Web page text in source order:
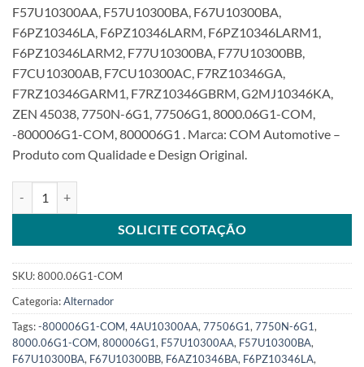
F57U10300AA, F57U10300BA, F67U10300BA,
F6PZ10346LA, F6PZ10346LARM, F6PZ10346LARM1,
F6PZ10346LARM2, F77U10300BA, F77U10300BB,
F7CU10300AB, F7CU10300AC, F7RZ10346GA,
F7RZ10346GARM1, F7RZ10346GBRM, G2MJ10346KA,
ZEN 45038, 7750N-6G1, 77506G1, 8000.06G1-COM,
-800006G1-COM, 800006G1 . Marca: COM Automotive –
Produto com Qualidade e Design Original.
SOLICITE COTAÇÃO
SKU:8000.06G1-COM
Categoria:Alternador
Tags:-800006G1-COM, 4AU10300AA, 77506G1, 7750N-6G1,
8000.06G1-COM, 800006G1, F57U10300AA, F57U10300BA,
F67U10300BA, F67U10300BB, F6AZ10346BA, F6PZ10346LA,